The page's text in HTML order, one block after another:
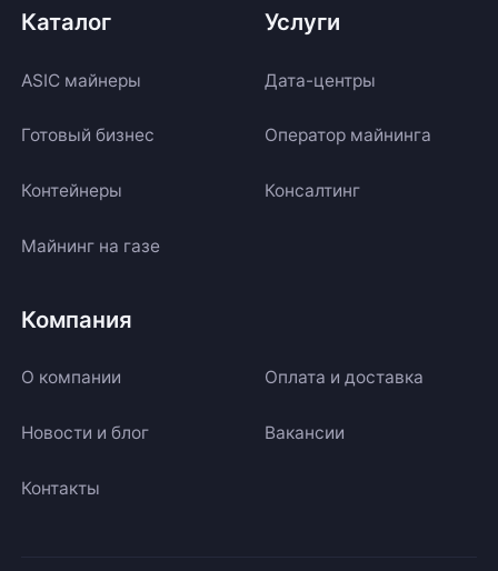
Каталог
ASIC майнеры
Готовый бизнес
Контейнеры
Майнинг на газе
Услуги
Дата-центры
Оператор майнинга
Консалтинг
Компания
О компании Оплата и доставка
Новости и блог Вакансии
Контакты